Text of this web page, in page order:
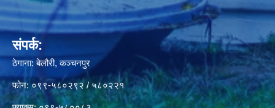
संपर्क:
ठेगाना: बेलौरी, कञ्चनपुर
फोन: ०९९-५८०२९२ / ५८०२२१